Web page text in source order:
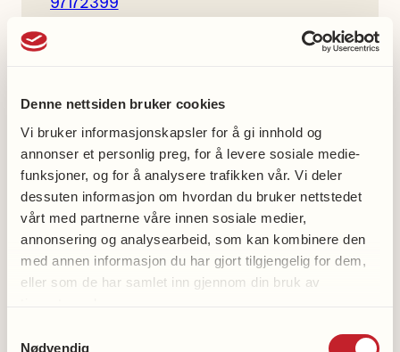
Denne nettsiden bruker cookies
Vi bruker informasjonskapsler for å gi innhold og
annonser et personlig preg, for å levere sosiale medie-
funksjoner, og for å analysere trafikken vår. Vi deler
dessuten informasjon om hvordan du bruker nettstedet
vårt med partnerne våre innen sosiale medier,
annonsering og analysearbeid, som kan kombinere den
med annen informasjon du har gjort tilgjengelig for dem,
eller som de har samlet inn gjennom din bruk av
Nødvendig
gruppe
Facebook
Med oss-aktiviteter